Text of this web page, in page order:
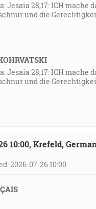
Jesaia 28,17: ICH mache
und die
Jesaia 28,17: ICH mache
und die
10:00, Krefeld,
2026-07-26 10:00